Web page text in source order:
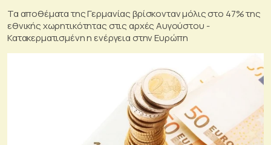
Τα αποθέματα της Γερμανίας βρίσκονταν μόλις στο 47% της
εθνικής χωρητικότητας στις αρχές Αυγούστου -
Κατακερματισμένη η ενέργεια στην Ευρώπη